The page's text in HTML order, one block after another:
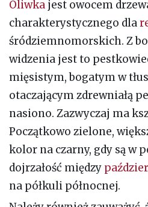
Oliwka jest owocem
charakterystycznego dla
śródziemnomorskich. Z
widzenia jest to
mięsistym, bogatym w
otaczającym zdrewniałą
nasiono. Zazwyczaj ma
Początkowo zielone,
kolor na czarny, gdy są w
dojrzałość między
na półkuli północnej.